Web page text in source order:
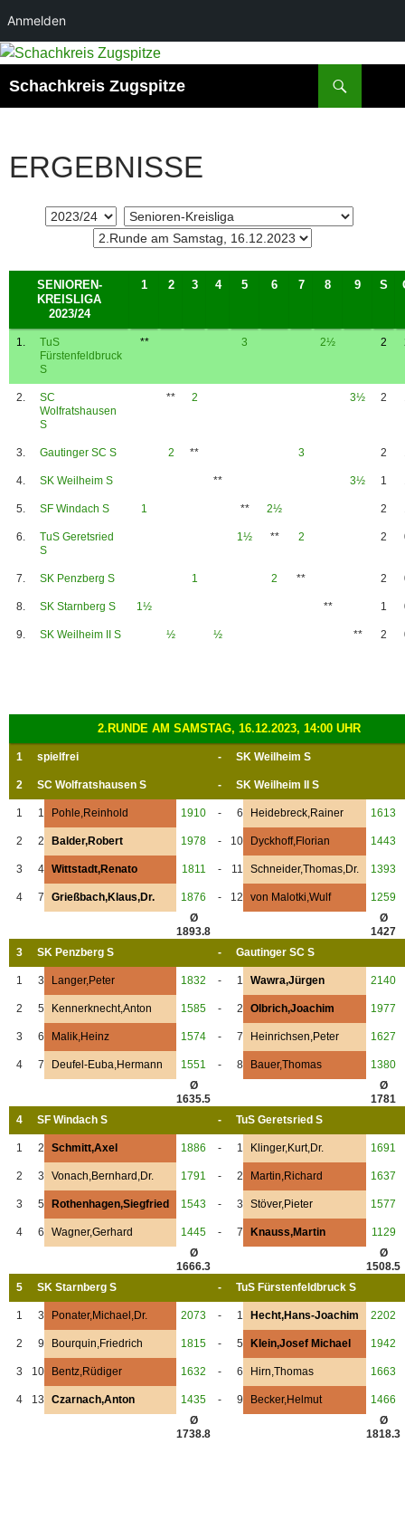
Anmelden
Schachkreis Zugspitze
ERGEBNISSE
SENIOREN-
KREISLIGA
2023/24
1 2 3 4 5 6 7 8 9 S
1.
TuS
Fürstenfeldbruck
S
** 3 2½ 2
2.
SC
Wolfratshausen
S
** 2 3½ 2
3. Gautinger SC S 2 ** 3 2
4. SK Weilheim S ** 3½ 1
5. SF Windach S 1 ** 2½ 2
6.
TuS Geretsried
S
1½ ** 2 2
7. SK Penzberg S 1 2 ** 2
8. SK Starnberg S 1½ ** 1
9. SK Weilheim II S ½ ½ ** 2
2.RUNDE AM SAMSTAG, 16.12.2023, 14:00 UHR
1 spielfrei - SK Weilheim S
2 SC Wolfratshausen S - SK Weilheim II S
1 1 Pohle,Reinhold 1910 - 6 Heidebreck,Rainer 1613
2 2 Balder,Robert 1978 - 10 Dyckhoff,Florian 1443
3 4 Wittstadt,Renato 1811 - 11 Schneider,Thomas,Dr. 1393
4 7 Grießbach,Klaus,Dr. 1876 - 12 von Malotki,Wulf
1259
Ø
1893.8
Ø
1427
3
SK Penzberg S - Gautinger SC S
1 3 Langer,Peter 1832 - 1 Wawra,Jürgen 2140
2 5 Kennerknecht,Anton 1585 - 2 Olbrich,Joachim 1977
3 6 Malik,Heinz 1574 - 7 Heinrichsen,Peter 1627
4 7 Deufel-Euba,Hermann 1551 - 8 Bauer,Thomas
1380
Ø
1635.5
Ø
1781
4
SF Windach S - TuS Geretsried S
1 2 Schmitt,Axel 1886 - 1 Klinger,Kurt,Dr. 1691
2 3 Vonach,Bernhard,Dr. 1791 - 2 Martin,Richard 1637
3 5 Rothenhagen,Siegfried 1543 - 3 Stöver,Pieter 1577
4 6 Wagner,Gerhard 1445 - 7 Knauss,Martin
1129
Ø
1666.3
Ø
1508.5
5
SK Starnberg S - TuS Fürstenfeldbruck S
1 3 Ponater,Michael,Dr. 2073 - 1 Hecht,Hans-Joachim 2202
2 9 Bourquin,Friedrich 1815 - 5 Klein,Josef Michael 1942
3 10 Bentz,Rüdiger 1632 - 6 Hirn,Thomas 1663
4 13 Czarnach,Anton 1435 - 9 Becker,Helmut
1466
Ø
1738.8
Ø
1818.3